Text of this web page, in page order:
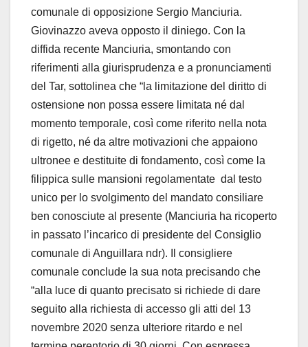
comunale di opposizione Sergio Manciuria.
Giovinazzo aveva opposto il diniego. Con la
diffida recente Manciuria, smontando con
riferimenti alla giurisprudenza e a pronunciamenti
del Tar, sottolinea che “la limitazione del diritto di
ostensione non possa essere limitata né dal
momento temporale, così come riferito nella nota
di rigetto, né da altre motivazioni che appaiono
ultronee e destituite di fondamento, così come la
filippica sulle mansioni regolamentate dal testo
unico per lo svolgimento del mandato consiliare
ben conosciute al presente (Manciuria ha ricoperto
in passato l’incarico di presidente del Consiglio
comunale di Anguillara ndr). Il consigliere
comunale conclude la sua nota precisando che
“alla luce di quanto precisato si richiede di dare
seguito alla richiesta di accesso gli atti del 13
novembre 2020 senza ulteriore ritardo e nel